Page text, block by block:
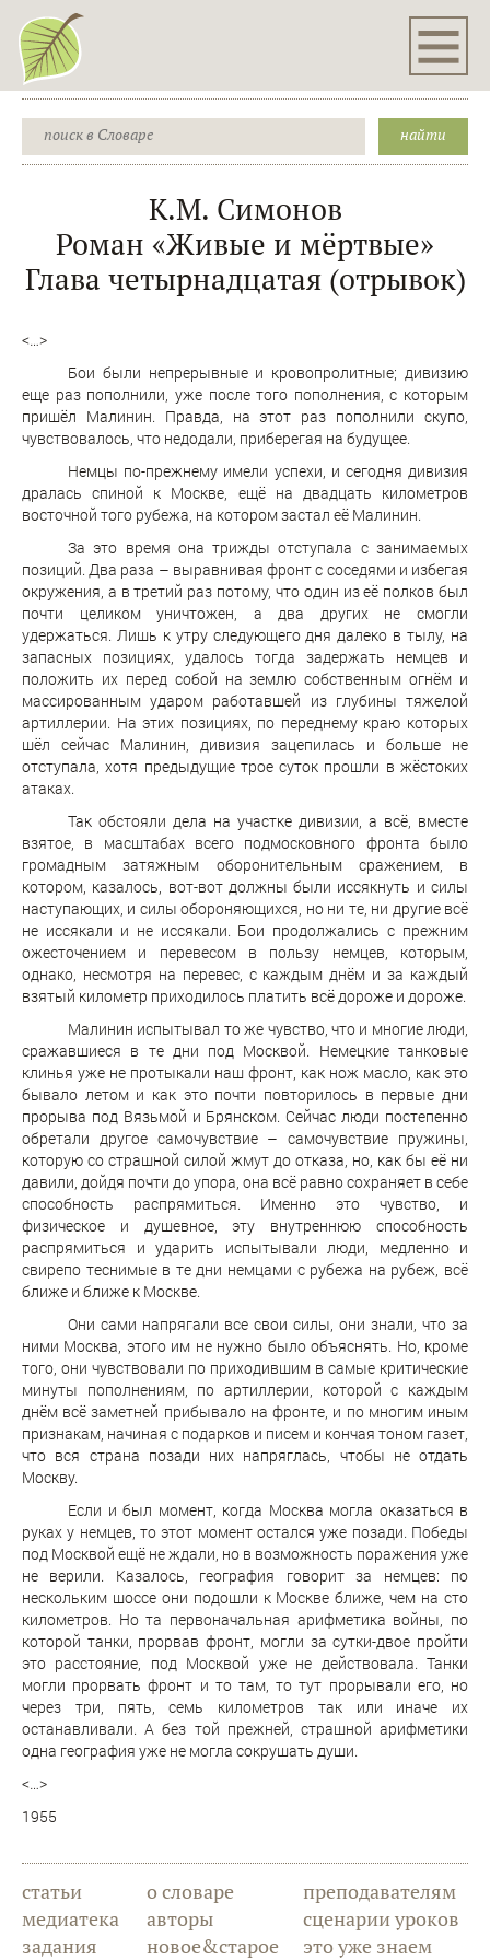
К.М. Симонов
Роман «Живые и мёртвые»
Глава четырнадцатая (отрывок)
<…>
Бои были непрерывные и кровопролитные; дивизию
еще раз пополнили, уже после того пополнения, с которым
пришёл Малинин. Правда, на этот раз пополнили скупо,
чувствовалось, что недодали, приберегая на будущее.
Немцы по-прежнему имели успехи, и сегодня дивизия
дралась спиной к Москве, ещё на двадцать километров
восточной того рубежа, на котором застал её Малинин.
За это время она трижды отступала с занимаемых
позиций. Два раза – выравнивая фронт с соседями и избегая
окружения, а в третий раз потому, что один из её полков был
почти целиком уничтожен, а два других не смогли
удержаться. Лишь к утру следующего дня далеко в тылу, на
запасных позициях, удалось тогда задержать немцев и
положить их перед собой на землю собственным огнём и
массированным ударом работавшей из глубины тяжелой
артиллерии. На этих позициях, по переднему краю которых
шёл сейчас Малинин, дивизия зацепилась и больше не
отступала, хотя предыдущие трое суток прошли в жёстоких
атаках.
Так обстояли дела на участке дивизии, а всё, вместе
взятое, в масштабах всего подмосковного фронта было
громадным затяжным оборонительным сражением, в
котором, казалось, вот-вот должны были иссякнуть и силы
наступающих, и силы обороняющихся, но ни те, ни другие всё
не иссякали и не иссякали. Бои продолжались с прежним
ожесточением и перевесом в пользу немцев, которым,
однако, несмотря на перевес, с каждым днём и за каждый
взятый километр приходилось платить всё дороже и дороже.
Малинин испытывал то же чувство, что и многие люди,
сражавшиеся в те дни под Москвой. Немецкие танковые
клинья уже не протыкали наш фронт, как нож масло, как это
бывало летом и как это почти повторилось в первые дни
прорыва под Вязьмой и Брянском. Сейчас люди постепенно
обретали другое самочувствие – самочувствие пружины,
которую со страшной силой жмут до отказа, но, как бы её ни
давили, дойдя почти до упора, она всё равно сохраняет в себе
способность распрямиться. Именно это чувство, и
физическое и душевное, эту внутреннюю способность
распрямиться и ударить испытывали люди, медленно и
свирепо теснимые в те дни немцами с рубежа на рубеж, всё
ближе и ближе к Москве.
Они сами напрягали все свои силы, они знали, что за
ними Москва, этого им не нужно было объяснять. Но, кроме
того, они чувствовали по приходившим в самые критические
минуты пополнениям, по артиллерии, которой с каждым
днём всё заметней прибывало на фронте, и по многим иным
признакам, начиная с подарков и писем и кончая тоном газет,
что вся страна позади них напряглась, чтобы не отдать
Москву.
Если и был момент, когда Москва могла оказаться в
руках у немцев, то этот момент остался уже позади. Победы
под Москвой ещё не ждали, но в возможность поражения уже
не верили. Казалось, география говорит за немцев: по
нескольким шоссе они подошли к Москве ближе, чем на сто
километров. Но та первоначальная арифметика войны, по
которой танки, прорвав фронт, могли за сутки-двое пройти
это расстояние, под Москвой уже не действовала. Танки
могли прорвать фронт и то там, то тут прорывали его, но
через три, пять, семь километров так или иначе их
останавливали. А без той прежней, страшной арифметики
одна география уже не могла сокрушать души.
<…>
1955
статьи
медиатека
задания
о словаре
авторы
новое&старое
преподавателям
сценарии уроков
это уже знаем